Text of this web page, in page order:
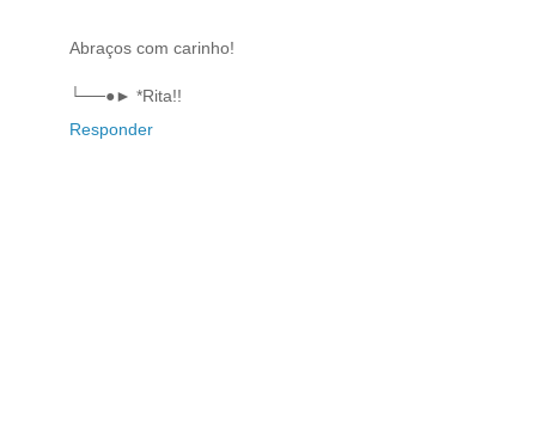
Abraços com carinho!
└──●► *Rita!!
Responder